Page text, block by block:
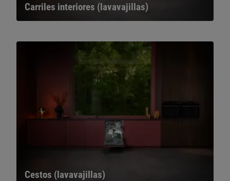
Carriles interiores (lavavajillas)
Cestos (lavavajillas)